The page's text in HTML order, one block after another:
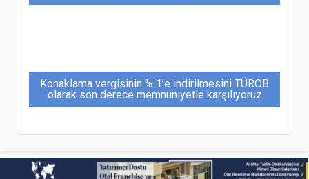
Konaklama vergisinin % 1’e indirilmesini TÜROB
olarak son derece memnuniyetle karşılıyoruz